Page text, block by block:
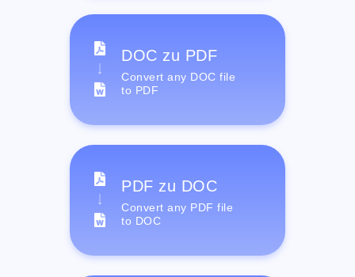
DOC zu PDF
Convert any DOC file
to PDF
PDF zu DOC
Convert any PDF file
to DOC